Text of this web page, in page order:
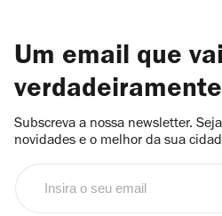
Um email que
verdadeiramente
Subscreva a nossa newsletter.
novidades e o melhor da sua